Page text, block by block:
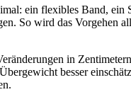
ein flexibles Band, ein
So wird das Vorgehen
in
besser